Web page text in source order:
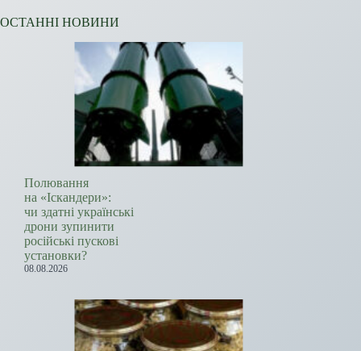
ОСТАННІ НОВИНИ
Полювання
на «Іскандери»:
чи здатні українські
дрони зупинити
російські пускові
установки?
08.08.2026